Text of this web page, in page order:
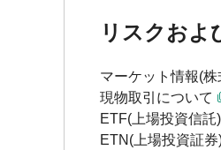
リスクおよ
マーケット情報(
現物取引について
ETF(上場投資信託
ETN(上場投資証